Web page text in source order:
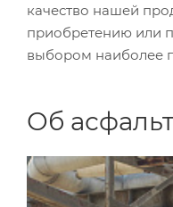
качество нашей
приобретению или
выбором наиболее
Об